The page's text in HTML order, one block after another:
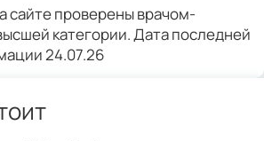
сайте проверены врачом-
категории. Дата последней
24.07.26